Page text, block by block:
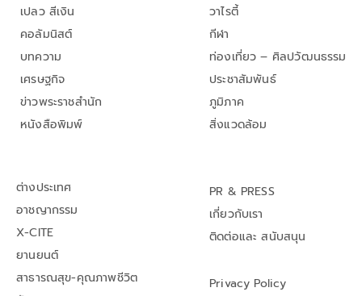
เปลว สีเงิน
คอลัมนิสต์
บทความ
เศรษฐกิจ
ข่าวพระราชสำนัก
หนังสือพิมพ์
วาไรตี้
กีฬา
ท่องเที่ยว – ศิลปวัฒนธรรม
ประชาสัมพันธ์
ภูมิภาค
สิ่งแวดล้อม
ต่างประเทศ
อาชญากรรม
X-CITE
ยานยนต์
สาธารณสุข-คุณภาพชีวิต
PR & PRESS
เกี่ยวกับเรา
ติดต่อและ สนับสนุน
Privacy Policy